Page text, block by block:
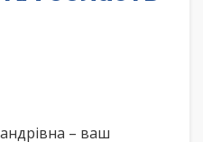
– ваш